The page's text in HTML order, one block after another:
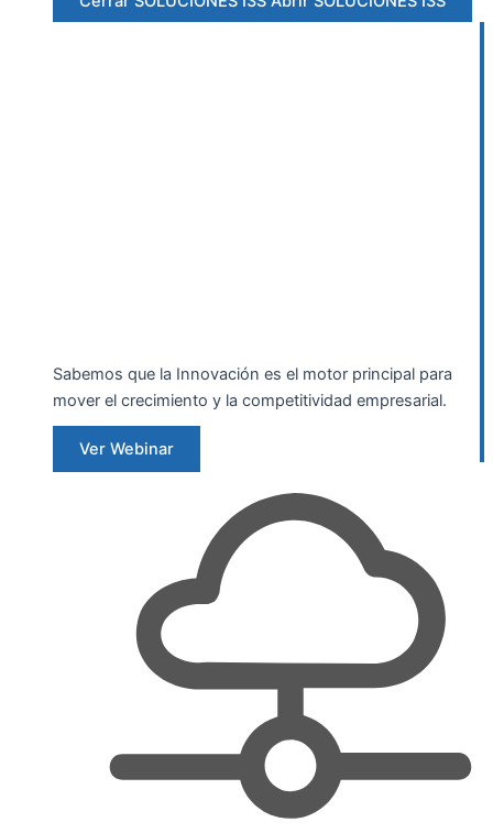
Sabemos que la Innovación es el motor principal para
mover el crecimiento y la competitividad empresarial.
Ver Webinar